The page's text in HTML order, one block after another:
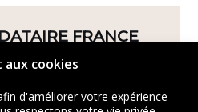
cookies
d'améliorer votre expérience
FRANCE
Rousseau
Paris